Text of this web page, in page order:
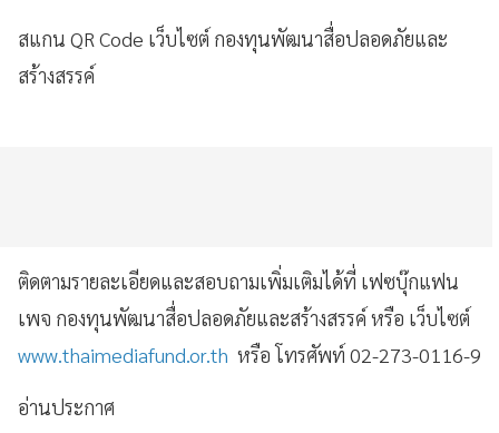
สแกน QR Code เว็บไซต์ กองทุนพัฒนาสื่อปลอดภัยและ
สร้างสรรค์
ติดตามรายละเอียดและสอบถามเพิ่มเติมได้ที่ เฟซบุ๊กแฟน
เพจ กองทุนพัฒนาสื่อปลอดภัยและสร้างสรรค์ หรือ เว็บไซต์
www.thaimediafund.or.th หรือ โทรศัพท์ 02-273-0116-9
อ่านประกาศ